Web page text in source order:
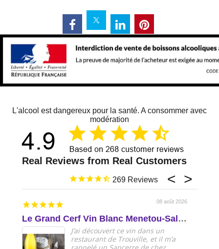
L'alcool est dangereux pour la santé. A consommer avec
modération
269
08 août 2026
Le Grand Cerf Vin Blanc Menetou-Salon AOP Val de Loire
J’ai découvert ce vin dans un
restaurant de Trouville, et il m’a